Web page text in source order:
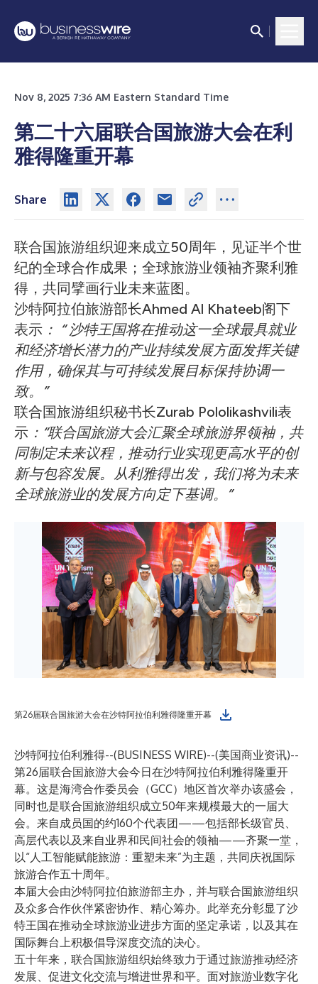
Nov 8, 2025 7:36 AM Eastern Standard Time
第二十六届联合国旅游大会在利
雅得隆重开幕
Share
联合国旅游组织迎来成立50周年，见证半个世
纪的全球合作成果；全球旅游业领袖齐聚利雅
得，共同擘画行业未来蓝图。
沙特阿拉伯旅游部长Ahmed Al Khateeb阁下
表示 ： “ 沙特王国将在推动这一全球最具就业
和经济增长潜力的产业持续发展方面发挥关键
作用，确保其与可持续发展目标保持协调一
致。”
联合国旅游组织秘书长Zurab Pololikashvili表
示 ：“联合国旅游大会汇聚全球旅游界领袖，共
同制定未来议程，推动行业实现更高水平的创
新与包容发展。从利雅得出发，我们将为未来
全球旅游业的发展方向定下基调。”
第26届联合国旅游大会在沙特阿拉伯利雅得隆重开幕
沙特阿拉伯利雅得--(BUSINESS WIRE)--(美国商业资讯)--
第26届联合国旅游大会今日在沙特阿拉伯利雅得隆重开
幕。这是海湾合作委员会（GCC）地区首次举办该盛会，
同时也是联合国旅游组织成立50年来规模最大的一届大
会。来自成员国的约160个代表团——包括部长级官员、
高层代表以及来自业界和民间社会的领袖——齐聚一堂，
以“人工智能赋能旅游：重塑未来”为主题，共同庆祝国际
旅游合作五十周年。
本届大会由沙特阿拉伯旅游部主办，并与联合国旅游组织
及众多合作伙伴紧密协作、精心筹办。此举充分彰显了沙
特王国在推动全球旅游业进步方面的坚定承诺，以及其在
国际舞台上积极倡导深度交流的决心。
五十年来，联合国旅游组织始终致力于通过旅游推动经济
发展、促进文化交流与增进世界和平。面对旅游业数字化